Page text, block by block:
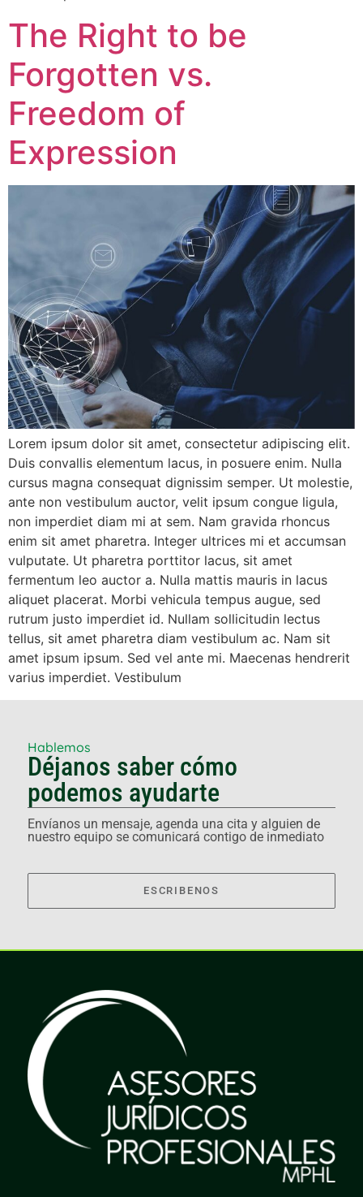
The Right to be
Forgotten vs.
Freedom of
Expression
Lorem ipsum dolor sit amet, consectetur adipiscing elit.
Duis convallis elementum lacus, in posuere enim. Nulla
cursus magna consequat dignissim semper. Ut molestie,
ante non vestibulum auctor, velit ipsum congue ligula,
non imperdiet diam mi at sem. Nam gravida rhoncus
enim sit amet pharetra. Integer ultrices mi et accumsan
vulputate. Ut pharetra porttitor lacus, sit amet
fermentum leo auctor a. Nulla mattis mauris in lacus
aliquet placerat. Morbi vehicula tempus augue, sed
rutrum justo imperdiet id. Nullam sollicitudin lectus
tellus, sit amet pharetra diam vestibulum ac. Nam sit
amet ipsum ipsum. Sed vel ante mi. Maecenas hendrerit
varius imperdiet. Vestibulum
Hablemos
Déjanos saber cómo
podemos ayudarte
Envíanos un mensaje, agenda una cita y alguien de
nuestro equipo se comunicará contigo de inmediato
ESCRIBENOS